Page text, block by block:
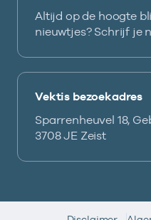
Altijd op de hoogte
nieuwtjes? Schrijf je
Vektis bezoekadres
Sparrenheuvel 18,
3708 JE Zeist